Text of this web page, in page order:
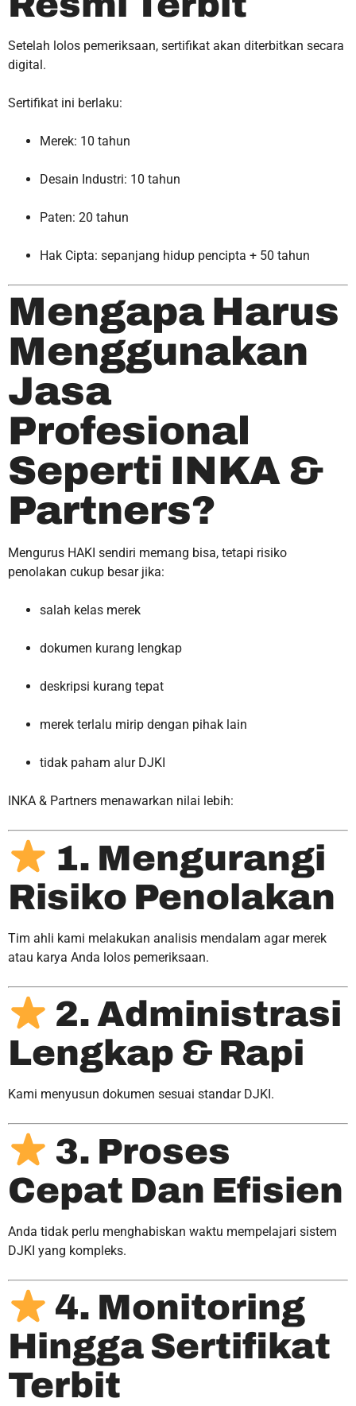
Setelah lolos pemeriksaan, sertifikat akan diterbitkan secara
digital.
Sertifikat ini berlaku:
Merek: 10 tahun
Desain Industri: 10 tahun
Paten: 20 tahun
Hak Cipta: sepanjang hidup pencipta + 50 tahun
Mengapa Harus
Menggunakan
Jasa
Profesional
Seperti INKA &
Partners?
Mengurus HAKI sendiri memang bisa, tetapi risiko
penolakan cukup besar jika:
salah kelas merek
dokumen kurang lengkap
deskripsi kurang tepat
merek terlalu mirip dengan pihak lain
tidak paham alur DJKI
INKA & Partners menawarkan nilai lebih:
1. Mengurangi
Risiko Penolakan
Tim ahli kami melakukan analisis mendalam agar merek
atau karya Anda lolos pemeriksaan.
2. Administrasi
Lengkap & Rapi
Kami menyusun dokumen sesuai standar DJKI.
3. Proses
Cepat Dan Efisien
Anda tidak perlu menghabiskan waktu mempelajari sistem
DJKI yang kompleks.
4. Monitoring
Hingga Sertifikat
Terbit